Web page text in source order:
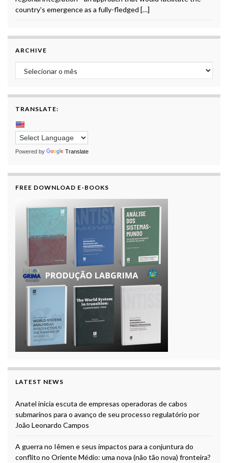
country’s emergence as a fully-fledged […]
ARCHIVE
Archive
TRANSLATE:
Powered by Translate
FREE DOWNLOAD E-BOOKS
LATEST NEWS
Anatel inicia escuta de empresas operadoras de cabos
submarinos para o avanço de seu processo regulatório por
João Leonardo Campos
A guerra no Iêmen e seus impactos para a conjuntura do
conflito no Oriente Médio: uma nova (não tão nova) fronteira?